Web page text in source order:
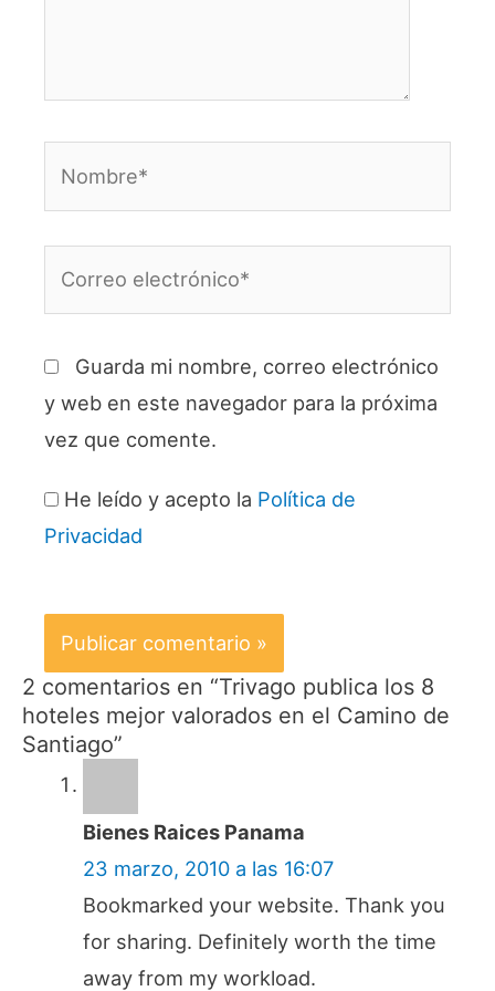
Guarda mi nombre, correo electrónico
y web en este navegador para la próxima
vez que comente.
He leído y acepto la Política de
Privacidad
2 comentarios en “Trivago publica los 8
hoteles mejor valorados en el Camino de
Santiago”
Bienes Raices Panama
23 marzo, 2010 a las 16:07
Bookmarked your website. Thank you
for sharing. Definitely worth the time
away from my workload.